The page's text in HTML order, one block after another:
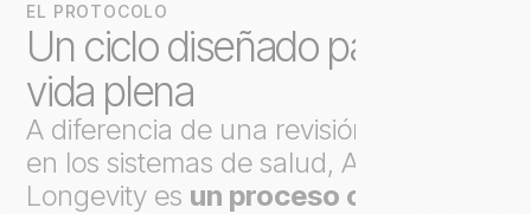
EL PROTOCOLO
Un ciclo diseñado para una
vida plena
A diferencia de una revisión puntual
en los sistemas de salud, Axo
Longevity es un proceso continuo